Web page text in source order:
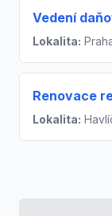
Vedení
Lokalita:
Renovace
Lokalita: